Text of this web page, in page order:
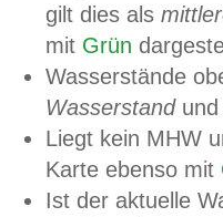
gilt dies als
mit Grün
Wasserstände
Wasserstandund
Liegt kein MHW
Karte ebenso mit
Ist der aktuelle